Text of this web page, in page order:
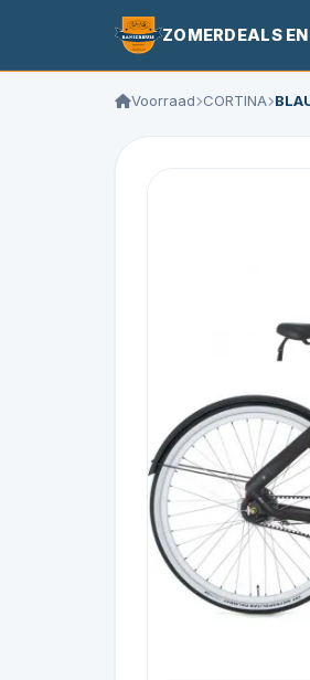
ZOMERDEALS
Voorraad CORTINA